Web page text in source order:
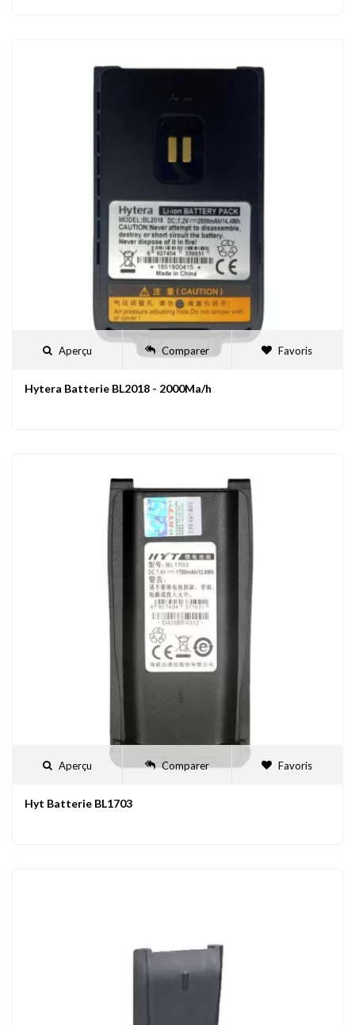
Aperçu Comparer Favoris
Hytera Batterie BL2018 - 2000Ma/h
Aperçu Comparer Favoris
Hyt Batterie BL1703